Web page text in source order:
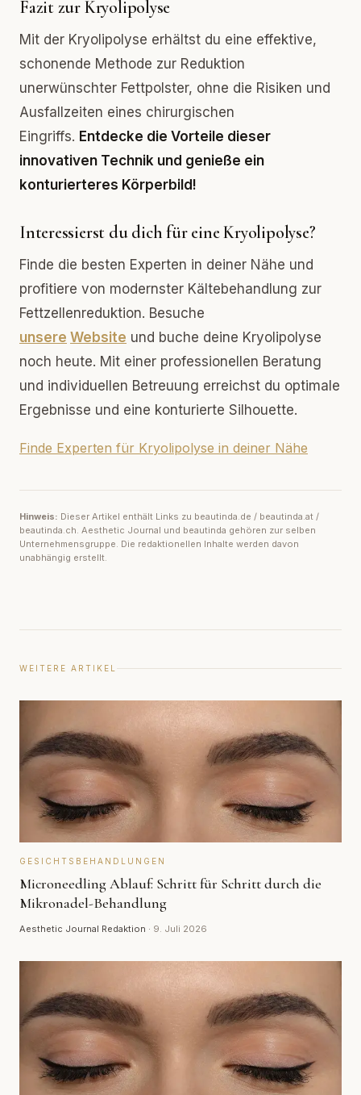
Fazit zur Kryolipolyse
Mit der Kryolipolyse erhältst du eine effektive,
schonende Methode zur Reduktion
unerwünschter Fettpolster, ohne die Risiken und
Ausfallzeiten eines chirurgischen
Eingriffs. Entdecke die Vorteile dieser
innovativen Technik und genieße ein
konturierteres Körperbild!
Interessierst du dich für eine Kryolipolyse?
Finde die besten Experten in deiner Nähe und
profitiere von modernster Kältebehandlung zur
Fettzellenreduktion. Besuche
unsere Website und buche deine Kryolipolyse
noch heute. Mit einer professionellen Beratung
und individuellen Betreuung erreichst du optimale
Ergebnisse und eine konturierte Silhouette.
Finde Experten für Kryolipolyse in deiner Nähe
Hinweis: Dieser Artikel enthält Links zu beautinda.de / beautinda.at /
beautinda.ch. Aesthetic Journal und beautinda gehören zur selben
Unternehmensgruppe. Die redaktionellen Inhalte werden davon
unabhängig erstellt.
WEITERE ARTIKEL
GESICHTSBEHANDLUNGEN
Microneedling Ablauf: Schritt für Schritt durch die
Mikronadel-Behandlung
Aesthetic Journal Redaktion · 9. Juli 2026